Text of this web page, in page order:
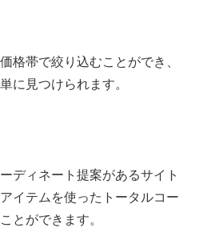
格帯で絞り込むことができ、
に見つけられます。
ディネート提案があるサイト
イテムを使ったトータルコー
とができます。